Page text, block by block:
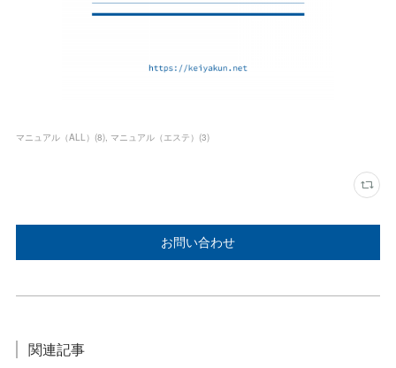
マニュアル（ALL） (8) マニュアル（エステ） (3)
お問い合わせ
関連記事